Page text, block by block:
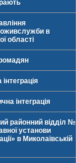
в
області
інтеграція
районний відділ №
установи
в Миколаївській